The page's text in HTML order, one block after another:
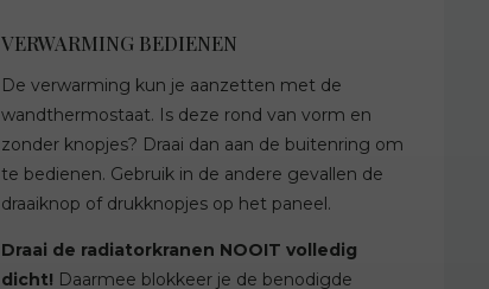
VERWARMING BEDIENEN
De verwarming kun je aanzetten met de
wandthermostaat. Is deze rond van vorm en
zonder knopjes? Draai dan aan de buitenring om
te bedienen. Gebruik in de andere gevallen de
draaiknop of drukknopjes op het paneel.
Draai de radiatorkranen NOOIT volledig
dicht! Daarmee blokkeer je de benodigde